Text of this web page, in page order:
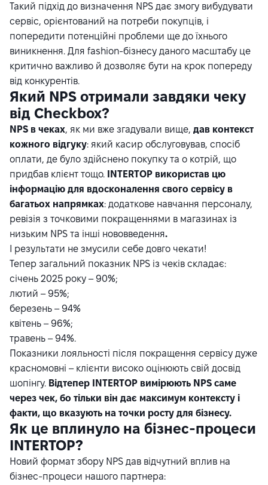
Такий підхід до визначення NPS дає змогу вибудувати
сервіс, орієнтований на потреби покупців, і
попередити потенційні проблеми ще до їхнього
виникнення. Для fashion-бізнесу даного масштабу це
критично важливо й дозволяє бути на крок попереду
від конкурентів.
Який NPS отримали завдяки чеку
від Checkbox?
NPS в чеках, як ми вже згадували вище, дав контекст
кожного відгуку: який касир обслуговував, спосіб
оплати, де було здійснено покупку та о котрій, що
придбав клієнт тощо.
INTERTOP використав цю
інформацію для вдосконалення свого сервісу в
багатьох напрямках: додаткове навчання персоналу,
ревізія з точковими покращеннями в магазинах із
низьким NPS та інші нововведення.
І результати не змусили себе довго чекати!
Тепер загальний показник NPS із чеків складає:
січень 2025 року – 90%;
лютий – 95%;
березень – 94%
квітень – 96%;
травень – 94%.
Показники лояльності після покращення сервісу дуже
красномовні – клієнти високо оцінюють свій досвід
шопінгу. Відтепер INTERTOP вимірюють NPS саме
через чек, бо тільки він дає максимум контексту і
факти, що вказують на точки росту для бізнесу.
Як це вплинуло на бізнес-процеси
INTERTOP?
Новий формат збору NPS дав відчутний вплив на
бізнес-процеси нашого партнера: